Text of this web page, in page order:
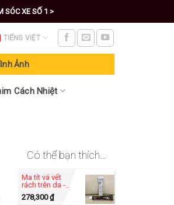
SÓC XE SỐ 1 >
TIẾNG VIỆT
Ảnh
Cách Nhiệt
Có thể bạn thích…
Ma tít vá vết
rách trên da -
Heavy Filler
50ml
278,300₫